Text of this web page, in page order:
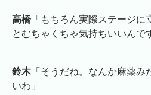
高橋「もちろん実際ステージに
とむちゃくちゃ気持ちいいんで
鈴木「そうだね。なんか麻薬み
いわ」